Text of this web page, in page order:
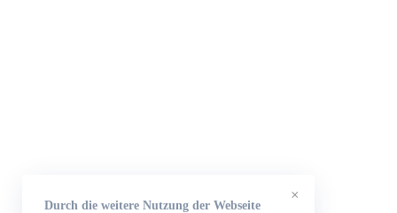
×
Durch die weitere Nutzung der Webseite